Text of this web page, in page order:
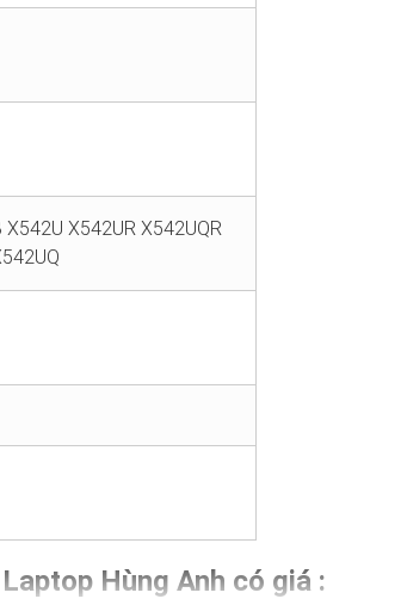
X542UR X542UQR
Hùng Anh có giá :